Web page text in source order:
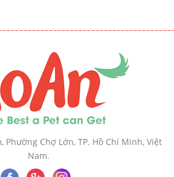
Phường Chợ Lớn, TP. Hồ Chí Minh, Việt
Nam.